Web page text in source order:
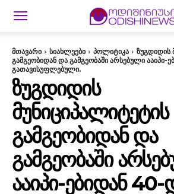
მთავარი სიახლეები პოლიტიკა
ზუგდიდის
გამგეობიდან და გამგეობაში არსებული ააიპი-
გათავისუფლებული.
ᲖᲣᲒᲓᲘᲓᲘᲡ
ᲛᲣᲜᲘᲪᲘᲞᲐᲚᲘᲢᲔᲢᲘᲡ
ᲒᲐᲛᲒᲔᲝᲑᲘᲓᲐᲜ ᲓᲐ
ᲒᲐᲛᲒᲔᲝᲑᲐᲨᲘ
ᲐᲐᲘᲞᲘ-ᲔᲑᲘᲓᲐᲜ 40-